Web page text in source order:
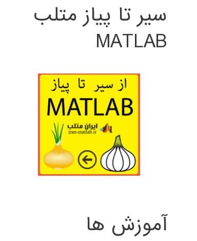
سیر تا پیاز متلب
MATLAB
آموزش ها